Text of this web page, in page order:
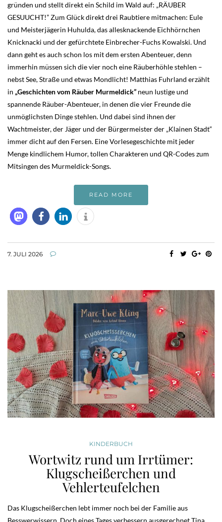
gründen und stellt direkt ein Schild im Wald auf: „RÄUBER
GESUUCHT!” Zum Glück direkt drei Raubtiere mitmachen: Eule
und Meisterjägerin Huhulda, das allesknackende Eichhörnchen
Knicknacki und der gefürchtete Einbrecher-Fuchs Kowalski. Und
dann geht es auch schon los mit dem ersten Abenteuer, denn
immerhin müssen sich die vier noch eine Räuberhöhle stehlen –
nebst See, Straße und etwas Mondlicht! Matthias Fuhrland erzählt
in „Geschichten vom Räuber Murmeldick” neun lustige und
spannende Räuber-Abenteuer, in denen die vier Freunde die
unmöglichsten Dinge stehlen. Und dabei sind ihnen der
Wachtmeister, der Jäger und der Bürgermeister der „Klainen Stadt“
immer dicht auf den Fersen. Eine Vorlesegeschichte mit jeder
Menge kindlichem Humor, tollen Charakteren und QR-Codes zum
Mitsingen des Murmeldick-Songs.
READ MORE
7. JULI 2026
KINDERBUCH
Wortwitz rund um Irrtümer:
Klugscheißerchen und
Vehlerteufelchen
Das Klugscheißerchen lebt immer noch bei der Familie aus
Besswerwissern. Doch eines Tages verbessern ausgerechnet Tina